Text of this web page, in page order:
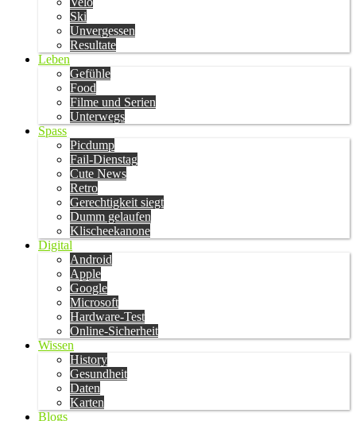
Ski
Unvergessen
Resultate
Leben
Gefühle
Food
Filme und Serien
Unterwegs
Spass
Picdump
Fail-Dienstag
Cute News
Retro
Gerechtigkeit siegt
Dumm gelaufen
Klischeekanone
Digital
Android
Apple
Google
Microsoft
Hardware-Test
Online-Sicherheit
Wissen
History
Gesundheit
Daten
Karten
Blogs